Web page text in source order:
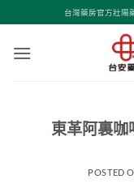
轉
台灣藥房官方壯陽
東革阿裏咖
POSTED